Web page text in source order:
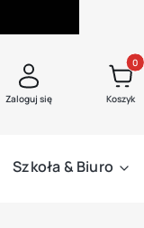
Zaloguj się Koszyk
Szkoła & Biuro